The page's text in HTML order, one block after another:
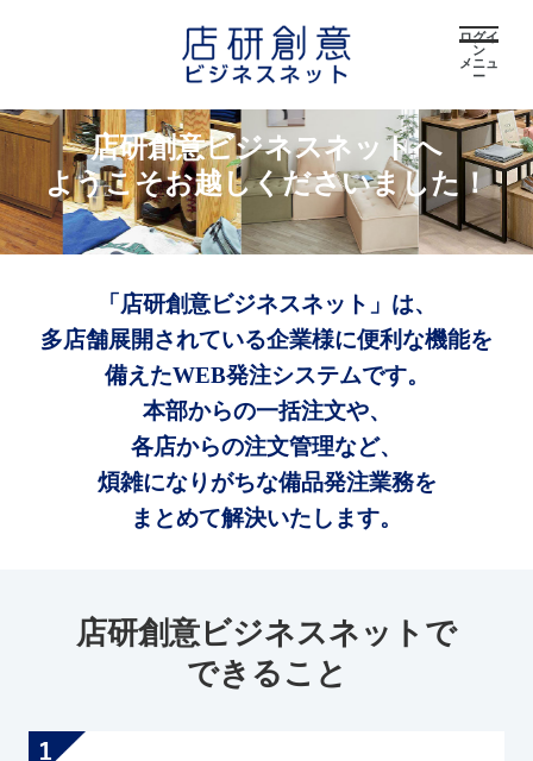
ログイ
ン
メニュ
ー
店研創意ビジネスネットへ
ようこそお越しくださいました！
「店研創意ビジネスネット」は、
多店舗展開されている企業様に便利な機能を
備えたWEB発注システムです。
本部からの一括注文や、
各店からの注文管理など、
煩雑になりがちな備品発注業務を
まとめて解決いたします。
店研創意ビジネスネットで
できること